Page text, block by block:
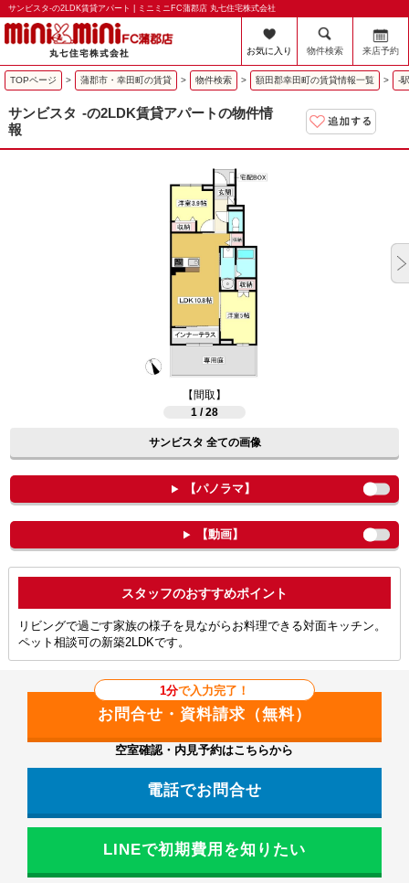
サンビスタ-の2LDK賃貸アパート | ミニミニFC蒲郡店 丸七住宅株式会社
お気に入り 物件検索 来店予約
TOPページ > 蒲郡市・幸田町の賃貸 > 物件検索 > 額田郡幸田町の賃貸情報一覧 > -
サンビスタ -の2LDK賃貸アパートの物件情
報
【間取】
1 / 28
サンビスタ 全ての画像
【パノラマ】
【動画】
ポイント
リビングで過ごす家族の様子を見ながらお料理できる対面キッチン。
ペット相談可の新築2LDKです。
1分で入力完了！
空室確認・内見予約はこちらから
電話でお問合せ
LINEで初期費用を知りたい